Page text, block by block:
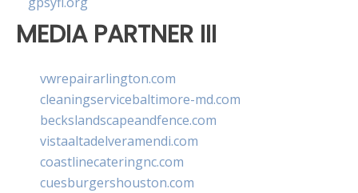
MEDIA PARTNER III
vwrepairarlington.com
cleaningservicebaltimore-md.com
beckslandscapeandfence.com
vistaaltadelveramendi.com
coastlinecateringnc.com
cuesburgershouston.com